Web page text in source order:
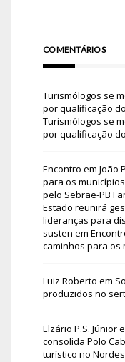
COMENTÁRIOS
Turismólogos se
por qualificação
Turismólogos se
por qualificação
Encontro em João
para os
pelo Sebrae-PB
Estado reunirá
lideranças para
susten em
caminhos para os
Luiz Roberto em
produzidos no
Elzário P.S. Júnior
consolida Polo
turístico no